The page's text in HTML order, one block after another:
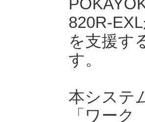
820R-
を支援す
す。
本システ
「ワー